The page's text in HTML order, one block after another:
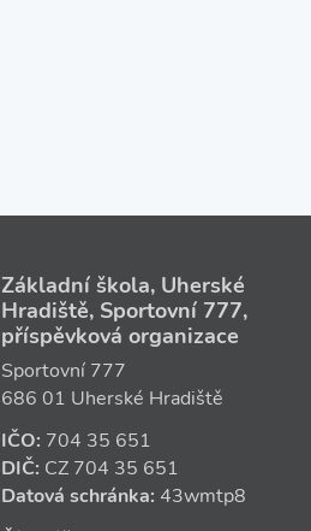
Základní škola, Uherské
Hradiště, Sportovní 777,
příspěvková organizace
Sportovní 777
686 01 Uherské Hradiště
IČO: 704 35 651
DIČ: CZ 704 35 651
Datová schránka: 43wmtp8